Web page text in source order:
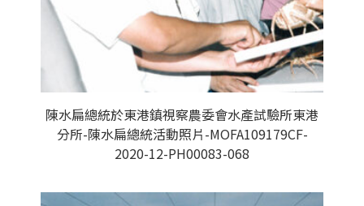
陳水扁總統於東港鎮視察農委會水產試驗所東港
分所-陳水扁總統活動照片-MOFA109179CF-
2020-12-PH00083-068